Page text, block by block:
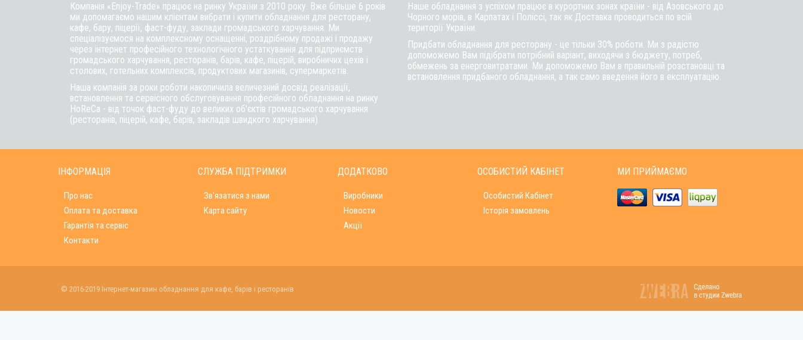
Компанія «Enjoy-Trade» працює на ринку України з 2010 року. Вже більше 6 років
ми допомагаємо нашим клієнтам вибрати і купити обладнання для ресторану,
кафе, бару, піцерії, фаст-фуду, заклади громадського харчування. Ми
спеціалізуємося на комплексному оснащенні, роздрібному продажі і продажу
через інтернет професійного технологічного устаткування для підприємств
громадського харчування, ресторанів, барів, кафе, піцерій, виробничих цехів і
столових, готельних комплексів, продуктових магазинів, супермаркетів.
Наша компанія за роки роботи накопичила величезний досвід реалізації,
встановлення та сервісного обслуговування професійного обладнання на ринку
HoReCa - від точок фаст-фуду до великих об'єктів громадського харчування
(ресторанів, піцерій, кафе, барів, закладів швидкого харчування)
Наше обладнання з успіхом працює в курортних зонах країни - від Азовського до
Чорного морів, в Карпатах і Поліссі, так як Доставка проводиться по всій
території України.
Придбати обладнання для ресторану - це тільки 30% роботи. Ми з радістю
допоможемо Вам підібрати потрібний варіант, виходячи з бюджету, потреб,
обмежень за енерговитратами. Ми допоможемо Вам в правильній розстановці та
встановлення придбаного обладнання, а так само введення його в експлуатацію.
ІНФОРМАЦІЯ
Про нас
Оплата та доставка
Гарантія та сервіс
Контакти
СЛУЖБА ПІДТРИМКИ
Зв'язатися з нами
Карта сайту
ДОДАТКОВО
Виробники
Новости
Акції
ОСОБИСТИЙ КАБІНЕТ
Особистий Кабінет
Історія замовлень
МИ ПРИЙМАЄМО
© 2016-2019 Інтернет-магазин обладнання для кафе, барів і ресторанів